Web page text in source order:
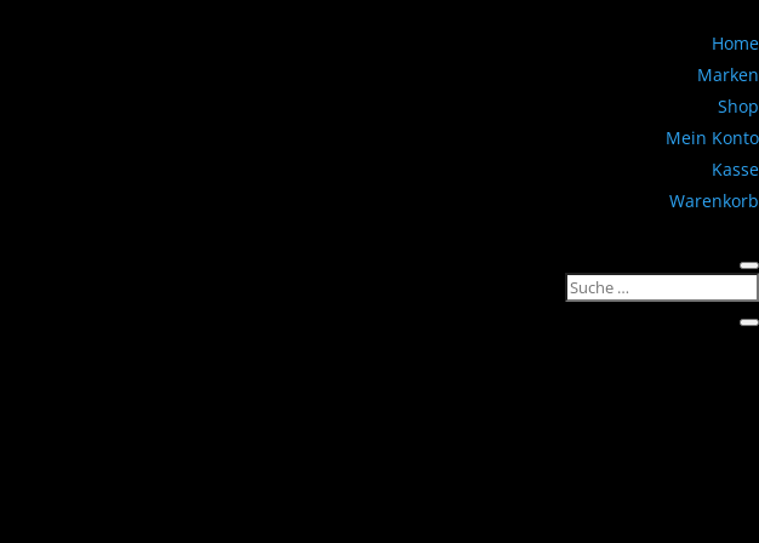
Home
Marken
Shop
Mein Konto
Kasse
Warenkorb